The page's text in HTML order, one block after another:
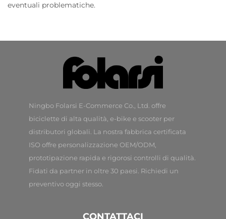
eventuali problematiche.
Ningbo Folarsi E-Commerce Co., Ltd. offre
biciclette di alta qualità, e-bike e scooter per
distributori globali. La nostra fabbrica certificata
ISO offre personalizzazione OEM/ODM,
prototipazione rapida e rigorosi controlli di qualità.
Fidati da partner in oltre 30 paesi. Richiedi un
preventivo oggi stesso.
CONTATTACI